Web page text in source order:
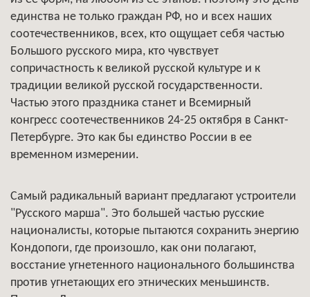
единства не только граждан РФ, но и всех наших
соотечественников, всех, кто ощущает себя частью
Большого русского мира, кто чувствует
сопричастность к великой русской культуре и к
традиции великой русской государственности.
Частью этого праздника станет и Всемирный
конгресс соотечественников 24-25 октября в Санкт-
Петербурге. Это как бы единство России в ее
временном измерении.
Самый радикальный вариант предлагают устроители
"Русского марша". Это большей частью русские
националисты, которые пытаются сохранить энергию
Кондопоги, где произошло, как они полагают,
восстание угнетенного национального большинства
против угнетающих его этнических меньшинств.